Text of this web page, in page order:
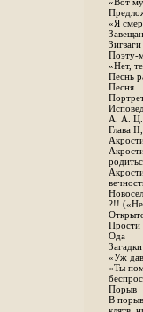
«Вот
«Я
Поэту-
«Нет,
Песнь
Песня
А. А. Ц.
Глава
?!!
Прости
Ода
Загадки
«Уж
«Ты
Порыв
В